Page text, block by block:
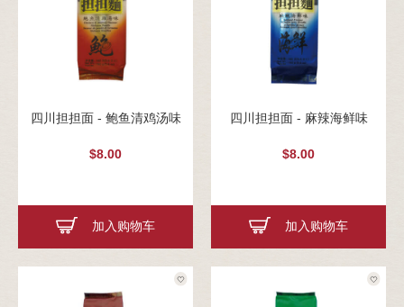
四川担担面 - 鲍鱼清鸡汤味
$8.00
加入购物车
四川担担面 - 麻辣海鲜味
$8.00
加入购物车